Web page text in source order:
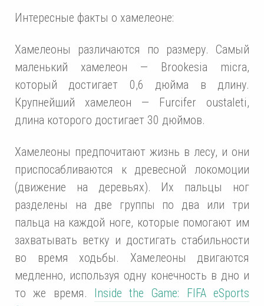
Интересные факты о хамелеоне:
Хамелеоны различаются по размеру. Самый
маленький хамелеон — Brookesia micra,
который достигает 0,6 дюйма в длину.
Крупнейший хамелеон — Furcifer oustaleti,
длина которого достигает 30 дюймов.
Хамелеоны предпочитают жизнь в лесу, и они
приспосабливаются к древесной локомоции
(движение на деревьях). Их пальцы ног
разделены на две группы по два или три
пальца на каждой ноге, которые помогают им
захватывать ветку и достигать стабильности
во время ходьбы. Хамелеоны двигаются
медленно, используя одну конечность в дно и
то же время. Inside the Game: FIFA eSports